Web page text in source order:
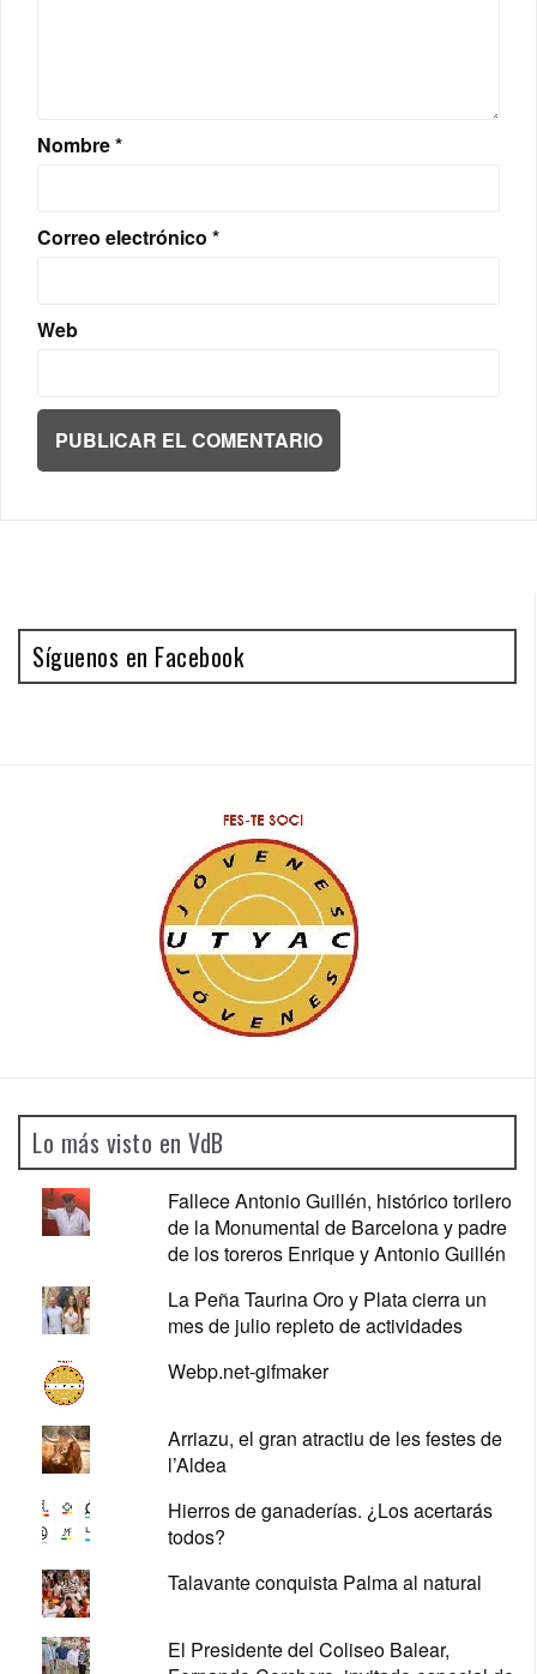
Nombre*
Correo electrónico *
Web
Síguenos en Facebook
Lo más visto en VdB
Fallece Antonio Guillén, histórico torilero
de la Monumental de Barcelona y padre
de los toreros Enrique y Antonio Guillén
La Peña Taurina Oro y Plata cierra un
mes de julio repleto de actividades
Webp.net-gifmaker
Arriazu, el gran atractiu de les festes de
l’Aldea
Hierros de ganaderías. ¿Los acertarás
todos?
Talavante conquista Palma al natural
El Presidente del Coliseo Balear,